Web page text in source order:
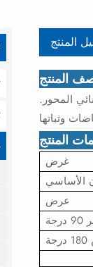
المنتج
المنتج
المحور.
المنتج
غرض
الأساسي
عرض